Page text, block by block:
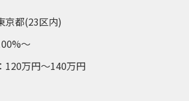
京都(23区内)
～
120万円～140万円